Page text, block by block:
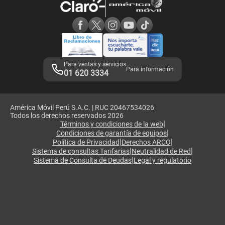
Adquirientes iPhone 6, 6S y SE
Mensaje de Seguridad
Términos y Condiciones de Tienda Claro
Libro de Reclamaciones
Legales de marketplace
Para ventas y servicios
01 620 3334 Para información
América Móvil Perú S.A.C. | RUC 20467534026
Todos los derechos reservados 2026
Términos y condiciones de la web|
Condiciones de garantía de equipos|
Política de Privacidad|Derechos ARCO|
Sistema de consultas Tarifarias|Neutralidad de Red|
Sistema de Consulta de Deudas|Legal y regulatorio